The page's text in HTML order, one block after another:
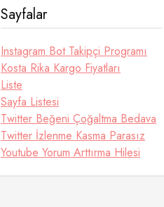
Sayfalar
Instagram Bot Takipçi Programı
Kosta Rika Kargo Fiyatları
Liste
Sayfa Listesi
Twitter Beğeni Çoğaltma Bedava
Twitter İzlenme Kasma Parasız
Youtube Yorum Arttırma Hilesi